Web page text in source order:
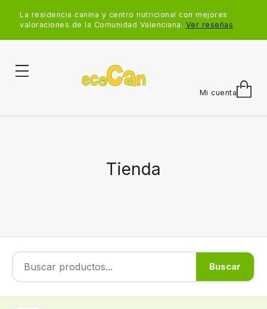
La residencia canina y centro nutricional con mejores
valoraciones de la Comunidad Valenciana. Ver reseñas
Mi cuenta
Tienda
Buscar